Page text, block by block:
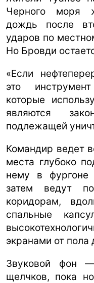
Черного моря
дождь после
ударов по
Но Бровди
«Если
это
которые
являются
подлежащей
Командир ведет
места глубоко
нему в фургоне
затем ведут
коридорам,
спальные
экранами от пола
Звуковой фон
щелчков, пока